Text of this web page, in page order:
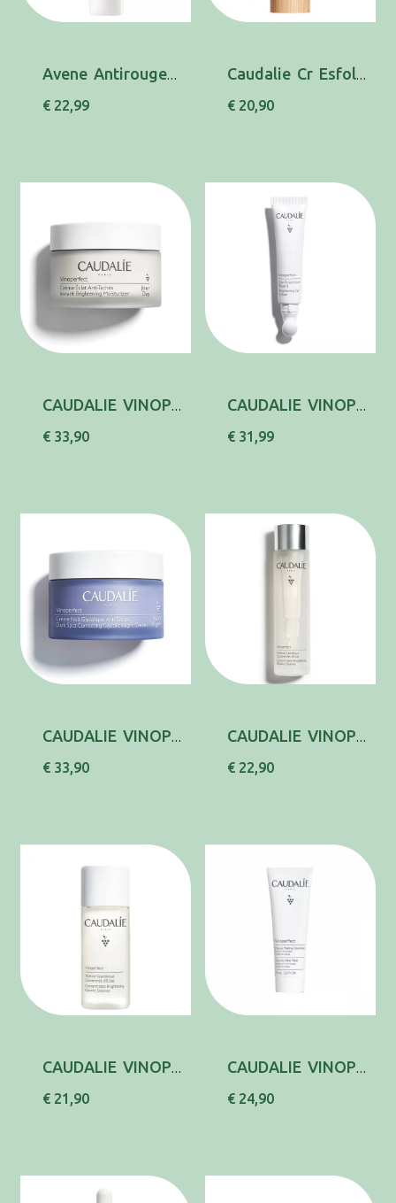
Avene Antirougeur Dia Emul 40ml
€ 22,99
Caudalie Cr Esfol Suave 75ml
€ 20,90
CAUDALIE VINOPERF CR DIA ECLAT MANCHAS 50ML
€ 33,90
CAUDALIE VINOPERF CR LUMIN OLHOS 15ML
€ 31,99
CAUDALIE VINOPERF CR NOIT GLYCOL MANCH 50ML
€ 33,90
CAUDALIE VINOPERF ESSENCE CONC ECLAT 150ML
€ 22,90
CAUDALIE VINOPERF ESSENCE GLYCOL 100ML
€ 21,90
CAUDALIE VINOPERF MASC PEELING GLYCOL 75ML
€ 24,90